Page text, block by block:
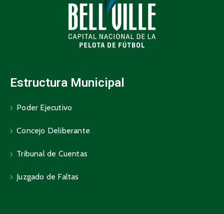
Estructura Municipal
Poder Ejecutivo
Concejo Deliberante
Tribunal de Cuentas
Juzgado de Faltas